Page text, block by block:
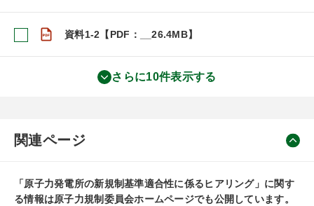
資料1-2【PDF：__26.4MB】
さらに10件表示する
関連ページ
「原子力発電所の新規制基準適合性に係るヒアリング」に関す
る情報は原子力規制委員会ホームページでも公開しています。